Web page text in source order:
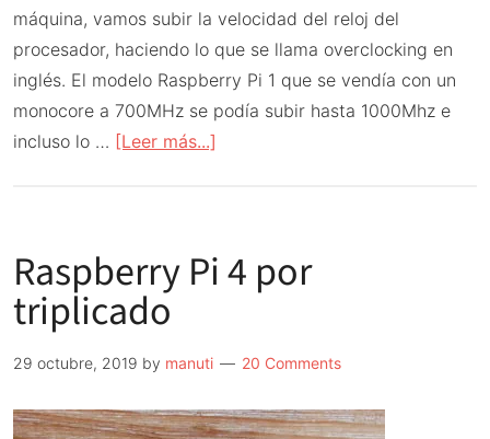
máquina, vamos subir la velocidad del reloj del
procesador, haciendo lo que se llama overclocking en
inglés. El modelo Raspberry Pi 1 que se vendía con un
monocore a 700MHz se podía subir hasta 1000Mhz e
incluso lo … [Leer más...]
Raspberry
Raspberry Pi 4 por
triplicado
29 octubre, 2019 by manuti 20 Comments